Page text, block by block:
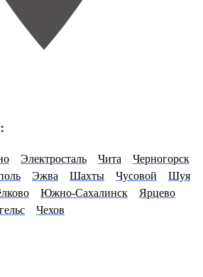
Электросталь Чита
Черногорск
Эжва Шахты Чусовой
Шуя
Южно-Сахалинск
Ярцево
Чехов